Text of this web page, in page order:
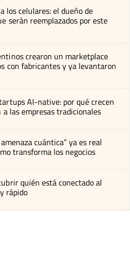
los celulares: el dueño de
serán reemplazados por este
crearon un marketplace
con fabricantes y ya levantaron
AI-native: por qué crecen
las empresas tradicionales
cuántica” ya es real
transforma los negocios
quién está conectado al
rápido